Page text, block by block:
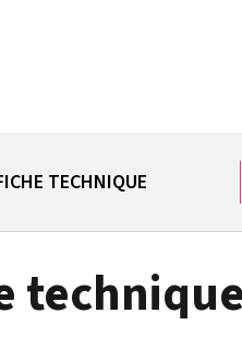
TECHNIQUE
technique